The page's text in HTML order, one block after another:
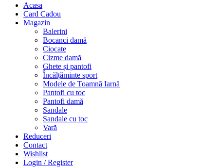
Acasa
Card Cadou
Magazin
Balerini
Bocanci damă
Ciocate
Cizme damă
Ghete și pantofi
Încălțăminte sport
Modele de Toamnă Iarnă
Pantofi cu toc
Pantofi damă
Sandale
Sandale cu toc
Vară
Reduceri
Contact
Wishlist
Login / Register